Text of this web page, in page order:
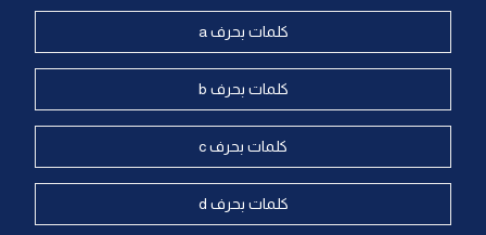
كلمات بحرف a
كلمات بحرف b
كلمات بحرف c
كلمات بحرف d